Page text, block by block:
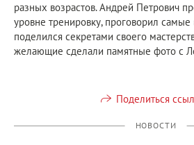
разных возрастов. Андрей Петрович
уровне тренировку, проговорил
поделился секретами своего
желающие сделали памятные фото с
Поделиться
НОВОСТИ